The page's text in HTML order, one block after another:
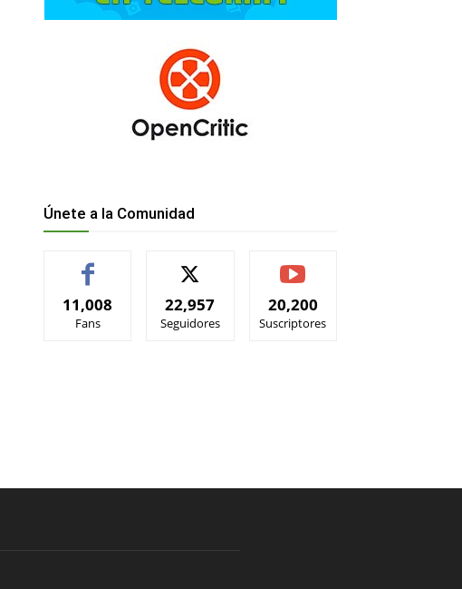
Únete a la Comunidad
11,008
Fans
22,957
Seguidores
20,200
Suscriptores